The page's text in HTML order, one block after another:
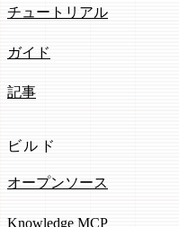
チュートリアル
ガイド
記事
ビルド
オープンソース
Knowledge MCP